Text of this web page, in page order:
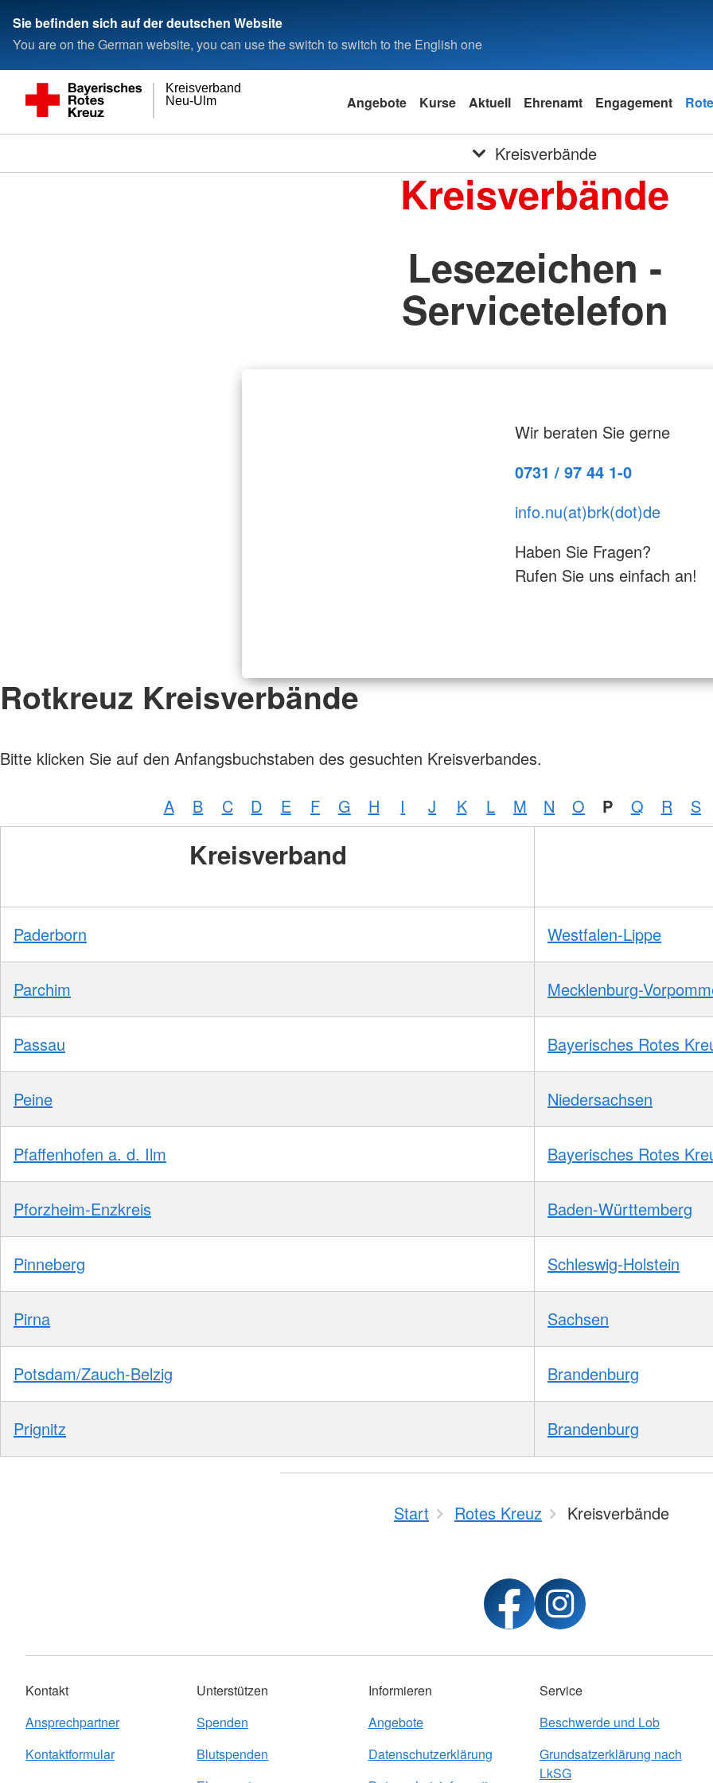
Sie befinden sich auf der deutschen Website
You are on the German website, you can use the switch to switch to the English one
Neu-Ulm
Kreisverband
Angebote Kurse Aktuell Ehrenamt Engagement
Kreisverbände
Kreisverbände
Lesezeichen -
Servicetelefon
Wir beraten Sie gerne
0731 / 97 44 1-0
info.nu(at)brk(dot)de
Haben Sie Fragen?
Rufen Sie uns einfach an!
Rotkreuz Kreisverbände
Bitte klicken Sie auf den Anfangsbuchstaben des gesuchten Kreisverbandes.
A B C D E F G H I J K L M N O P Q R S
Kreisverband
Paderborn Westfalen-Lippe
Parchim Mecklenburg-
Passau Bayerisches Rotes
Peine Niedersachsen
Pfaffenhofen a. d. Ilm Bayerisches Rotes
Pforzheim-Enzkreis Baden-Württemberg
Pinneberg Schleswig-Holstein
Pirna Sachsen
Potsdam/Zauch-Belzig Brandenburg
Prignitz Brandenburg
Start Rotes Kreuz Kreisverbände
Kontakt
Ansprechpartner
Kontaktformular
Unterstützen
Spenden
Blutspenden
Informieren
Angebote
Datenschutzerklärung
Service
Beschwerde und Lob
Grundsatzerklärung nach
LkSG